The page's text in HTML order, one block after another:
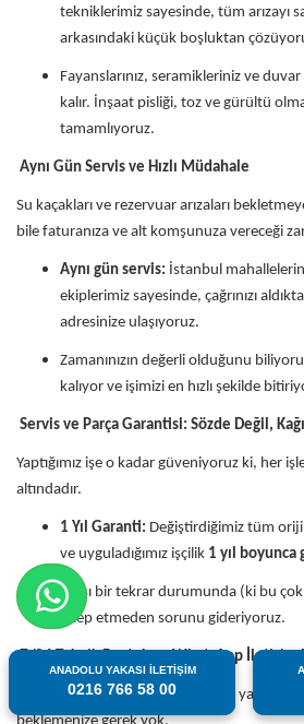
tekniklerimiz sayesinde, tüm arızayı
arkasındaki küçük boşluktan
Fayanslarınız, seramikleriniz ve duvar
kalır. İnşaat pisliği, toz ve gürültü
tamamlıyoruz.
Aynı Gün Servis ve Hızlı Müdahale
Su kaçakları ve rezervuar arızaları
bile faturanıza ve alt komşunuza vereceği
Aynı gün servis: İstanbul
ekiplerimiz sayesinde, çağrınızı
adresinize ulaşıyoruz.
Zamanınızın değerli olduğunu
kalıyor ve işimizi en hızlı şekilde
Servis ve Parça Garantisi: Sözde Değil,
Yaptığımız işe o kadar güveniyoruz ki, her
altındadır.
1 Yıl Garanti: Değiştirdiğimiz tüm
ve uyguladığımız işçilik 1 yıl
Olası bir tekrar durumunda (ki bu
talep etmeden sorunu gideriyoruz.
7/24 Teknik Destek ve WhatsApp İletişim
Arızalar mesai saati tanımaz. Gece yarısı
ANADOLU YAKASI İLETİŞİM
0216 766 58 00
ANADOLU YAKASI İLETİŞİM
0216 766 58 00